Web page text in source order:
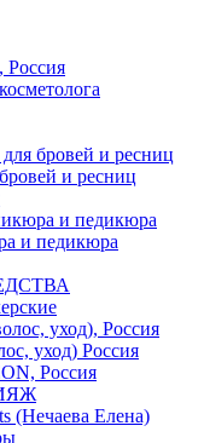
Россия
бровей и ресниц
и ресниц
и педикюра
и педикюра
уход), Россия
уход) Россия
Россия
(Нечаева Елена)